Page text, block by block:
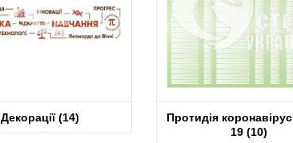
Декорації(14)
Протидія
19 (10)